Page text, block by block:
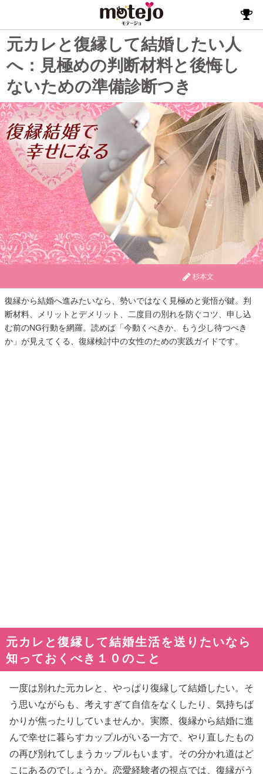
元カレと復縁して結婚したい人
へ：見極めの判断材料と後悔し
ないための準備診断つき
杉本文
復縁から結婚へ進みたいなら、勢いではなく見極めと覚悟が鍵。判
断材料、メリットとデメリット、二度目の別れを防ぐコツ、申し込
む前のNG行動を網羅。読めば「今動くべきか、もう少し待つべき
か」が見えてくる、復縁検討中の女性のための実践ガイドです。
元カレと復縁して結婚生活を送りたいなら
知っておくべき１０のこと
一度は別れた元カレと、やっぱり復縁して結婚したい。そ
う思いながらも、考えすぎて自信をなくしたり、気持ちば
かりが焦ったりしていませんか。実際、復縁から結婚に進
んで幸せに暮らすカップルがいる一方で、やり直したもの
の再び別れてしまうカップルもいます。その分かれ道はど
こにあるのでしょうか。恋愛経験者の視点では、復縁がう